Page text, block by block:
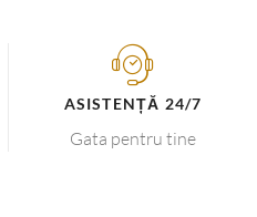
ASISTENȚĂ 24/7
Gata pentru tine